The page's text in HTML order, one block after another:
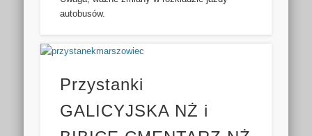
autobusów.
Przystanki
GALICYJSKA NŻ i